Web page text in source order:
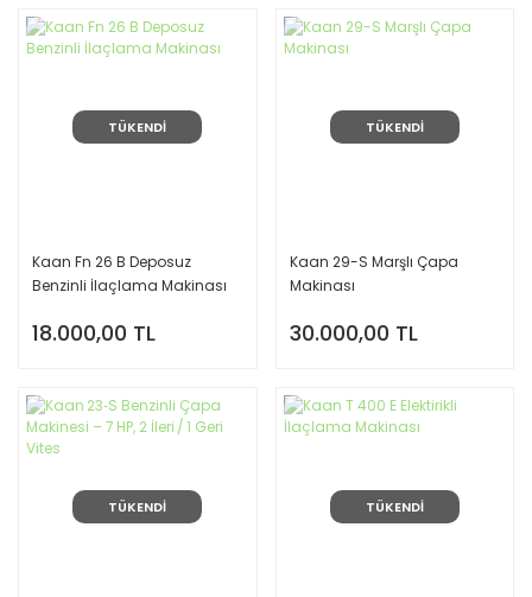
TÜKENDİ
Kaan Fn 26 B Deposuz
Benzinli İlaçlama Makinası
18.000,00 TL
TÜKENDİ
Kaan 29-S Marşlı Çapa
Makinası
30.000,00 TL
TÜKENDİ TÜKENDİ